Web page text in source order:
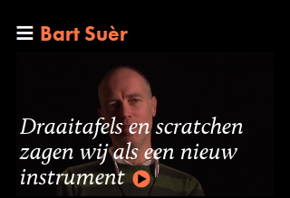
Bart Suèr
Draaitafels en scratchen
zagen wij als een nieuw
instrument